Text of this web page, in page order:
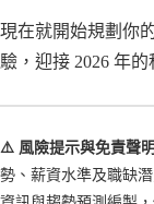
現在就開始規劃你
驗，迎接 2026 年
⚠️ 風險提示與免責聲明
勢、薪資水準及職缺